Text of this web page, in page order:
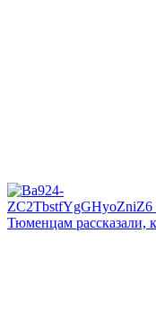
Тюменцам рассказали,